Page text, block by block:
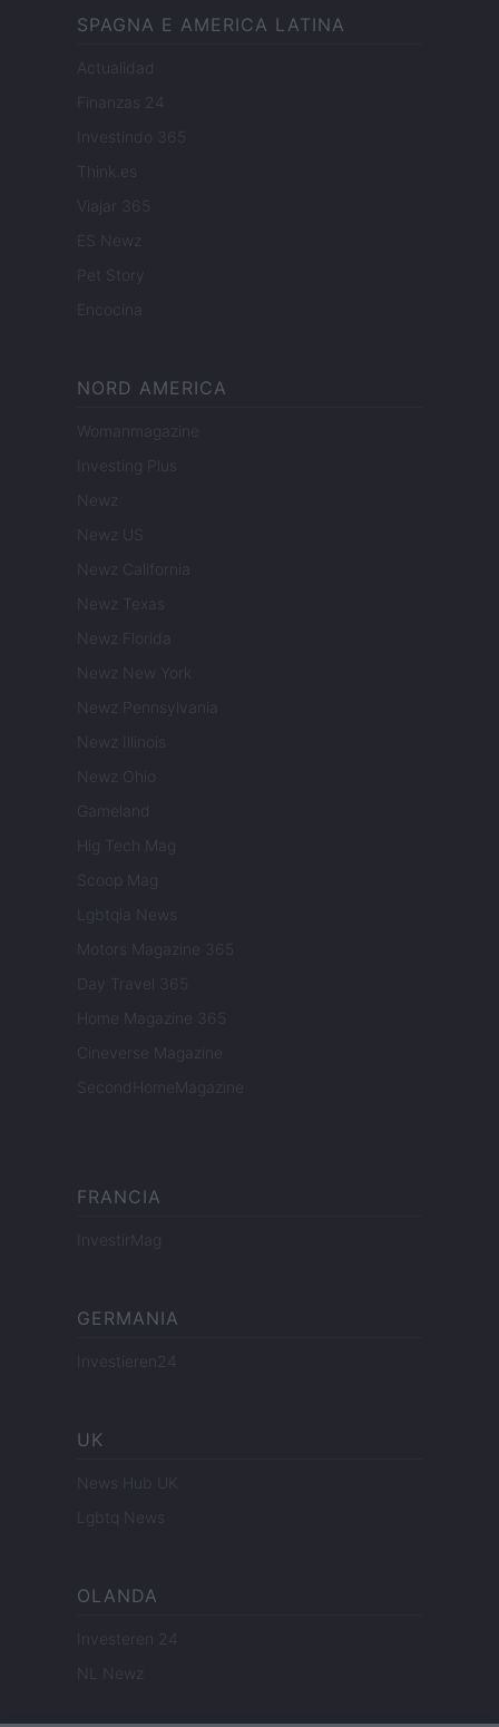
SPAGNA E AMERICA LATINA
Actualidad
Finanzas 24
Investindo 365
Think.es
Viajar 365
ES Newz
Pet Story
Encocina
NORD AMERICA
Womanmagazine
Investing Plus
Newz
Newz US
Newz California
Newz Texas
Newz Florida
Newz New York
Newz Pennsylvania
Newz Illinois
Newz Ohio
Gameland
Hig Tech Mag
Scoop Mag
Lgbtqia News
Motors Magazine 365
Day Travel 365
Home Magazine 365
Cineverse Magazine
SecondHomeMagazine
FRANCIA
InvestirMag
GERMANIA
Investieren24
UK
News Hub UK
Lgbtq News
OLANDA
Investeren 24
NL Newz